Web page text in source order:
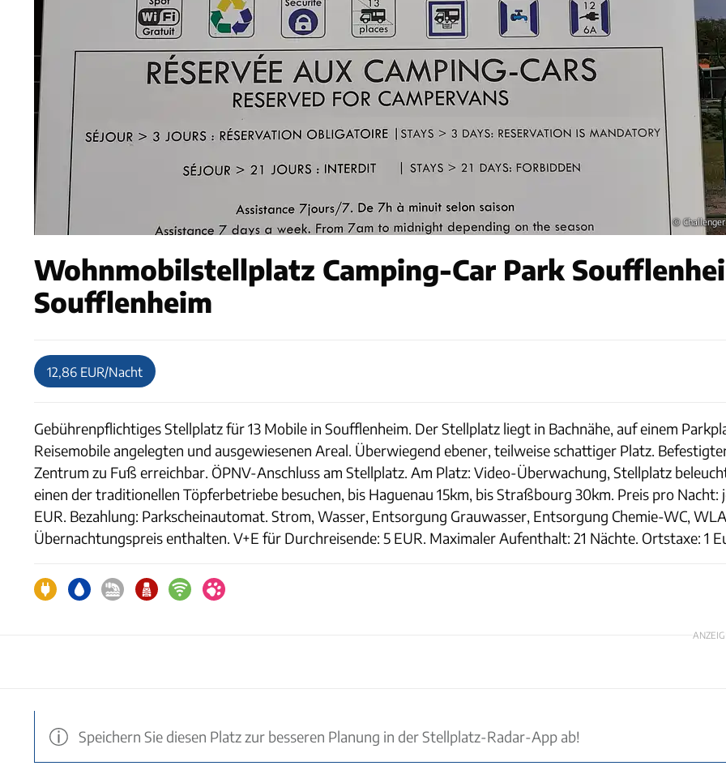
© Challenger
Wohnmobilstellplatz Camping-Car Park
Soufflenheim
12,86 EUR/Nacht
Gebührenpflichtiges Stellplatz für 13 Mobile in Soufflenheim. Der Stellplatz liegt in Bachnähe, auf einem
Reisemobile angelegten und ausgewiesenen Areal. Überwiegend ebener, teilweise schattiger Platz.
Zentrum zu Fuß erreichbar. ÖPNV-Anschluss am Stellplatz. Am Platz: Video-Überwachung, Stellplatz
einen der traditionellen Töpferbetriebe besuchen, bis Haguenau 15km, bis Straßbourg 30km. Preis pro Nacht:
EUR. Bezahlung: Parkscheinautomat. Strom, Wasser, Entsorgung Grauwasser, Entsorgung Chemie-WC,
Übernachtungspreis enthalten. V+E für Durchreisende: 5 EUR. Maximaler Aufenthalt: 21 Nächte. Ortstaxe: 1
Speichern Sie diesen Platz zur besseren Planung in der Stellplatz-Radar-App ab!